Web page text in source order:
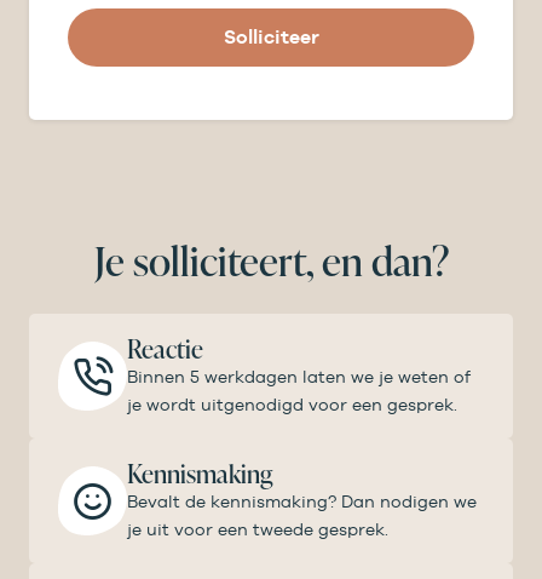
Solliciteer
Je solliciteert, en dan?
Reactie
Binnen 5 werkdagen laten we je weten of
je wordt uitgenodigd voor een gesprek.
Kennismaking
Bevalt de kennismaking? Dan nodigen we
je uit voor een tweede gesprek.